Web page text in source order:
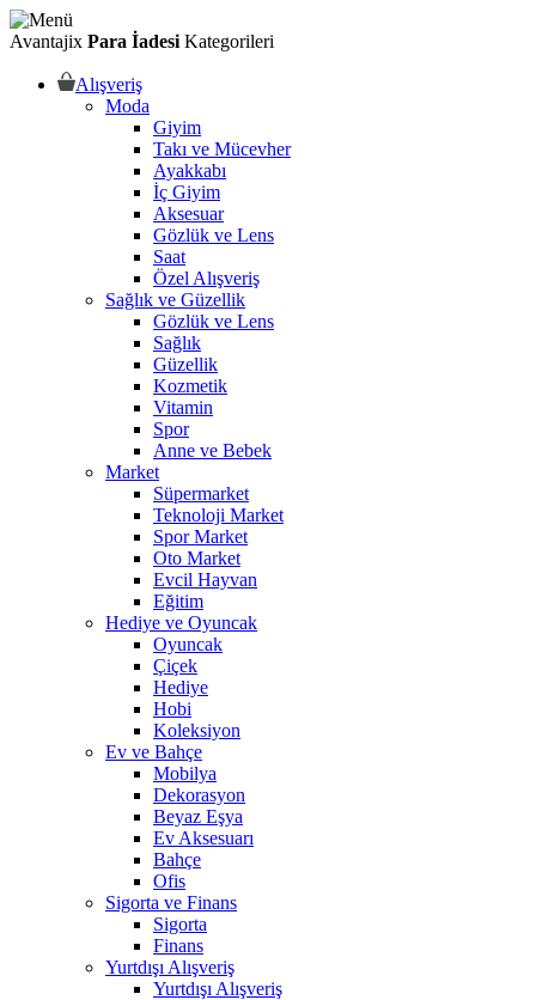
Avantajix Para İadesi Kategorileri
Alışveriş
Moda
Giyim
Takı ve Mücevher
Ayakkabı
İç Giyim
Aksesuar
Gözlük ve Lens
Saat
Özel Alışveriş
Sağlık ve Güzellik
Gözlük ve Lens
Sağlık
Güzellik
Kozmetik
Vitamin
Spor
Anne ve Bebek
Market
Süpermarket
Teknoloji Market
Spor Market
Oto Market
Evcil Hayvan
Eğitim
Hediye ve Oyuncak
Oyuncak
Çiçek
Hediye
Hobi
Koleksiyon
Ev ve Bahçe
Mobilya
Dekorasyon
Beyaz Eşya
Ev Aksesuarı
Bahçe
Ofis
Sigorta ve Finans
Sigorta
Finans
Yurtdışı Alışveriş
Yurtdışı Alışveriş